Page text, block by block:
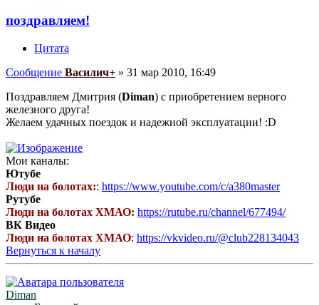
поздравляем!
Цитата
Сообщение Василич+ » 31 мар 2010, 16:49
Поздравляем Дмитрия (Diman) с приобретением верного
железного друга!
Желаем удачных поездок и надежной эксплуатации! :D
Мои каналы:
Ютубе
Люди на болотах:: https://www.youtube.com/c/a380master
Рутубе
Люди на болотах ХМАО: https://rutube.ru/channel/677494/
ВК Видео
Люди на болотах ХМАО: https://vkvideo.ru/@club228134043
Вернуться к началу
Diman